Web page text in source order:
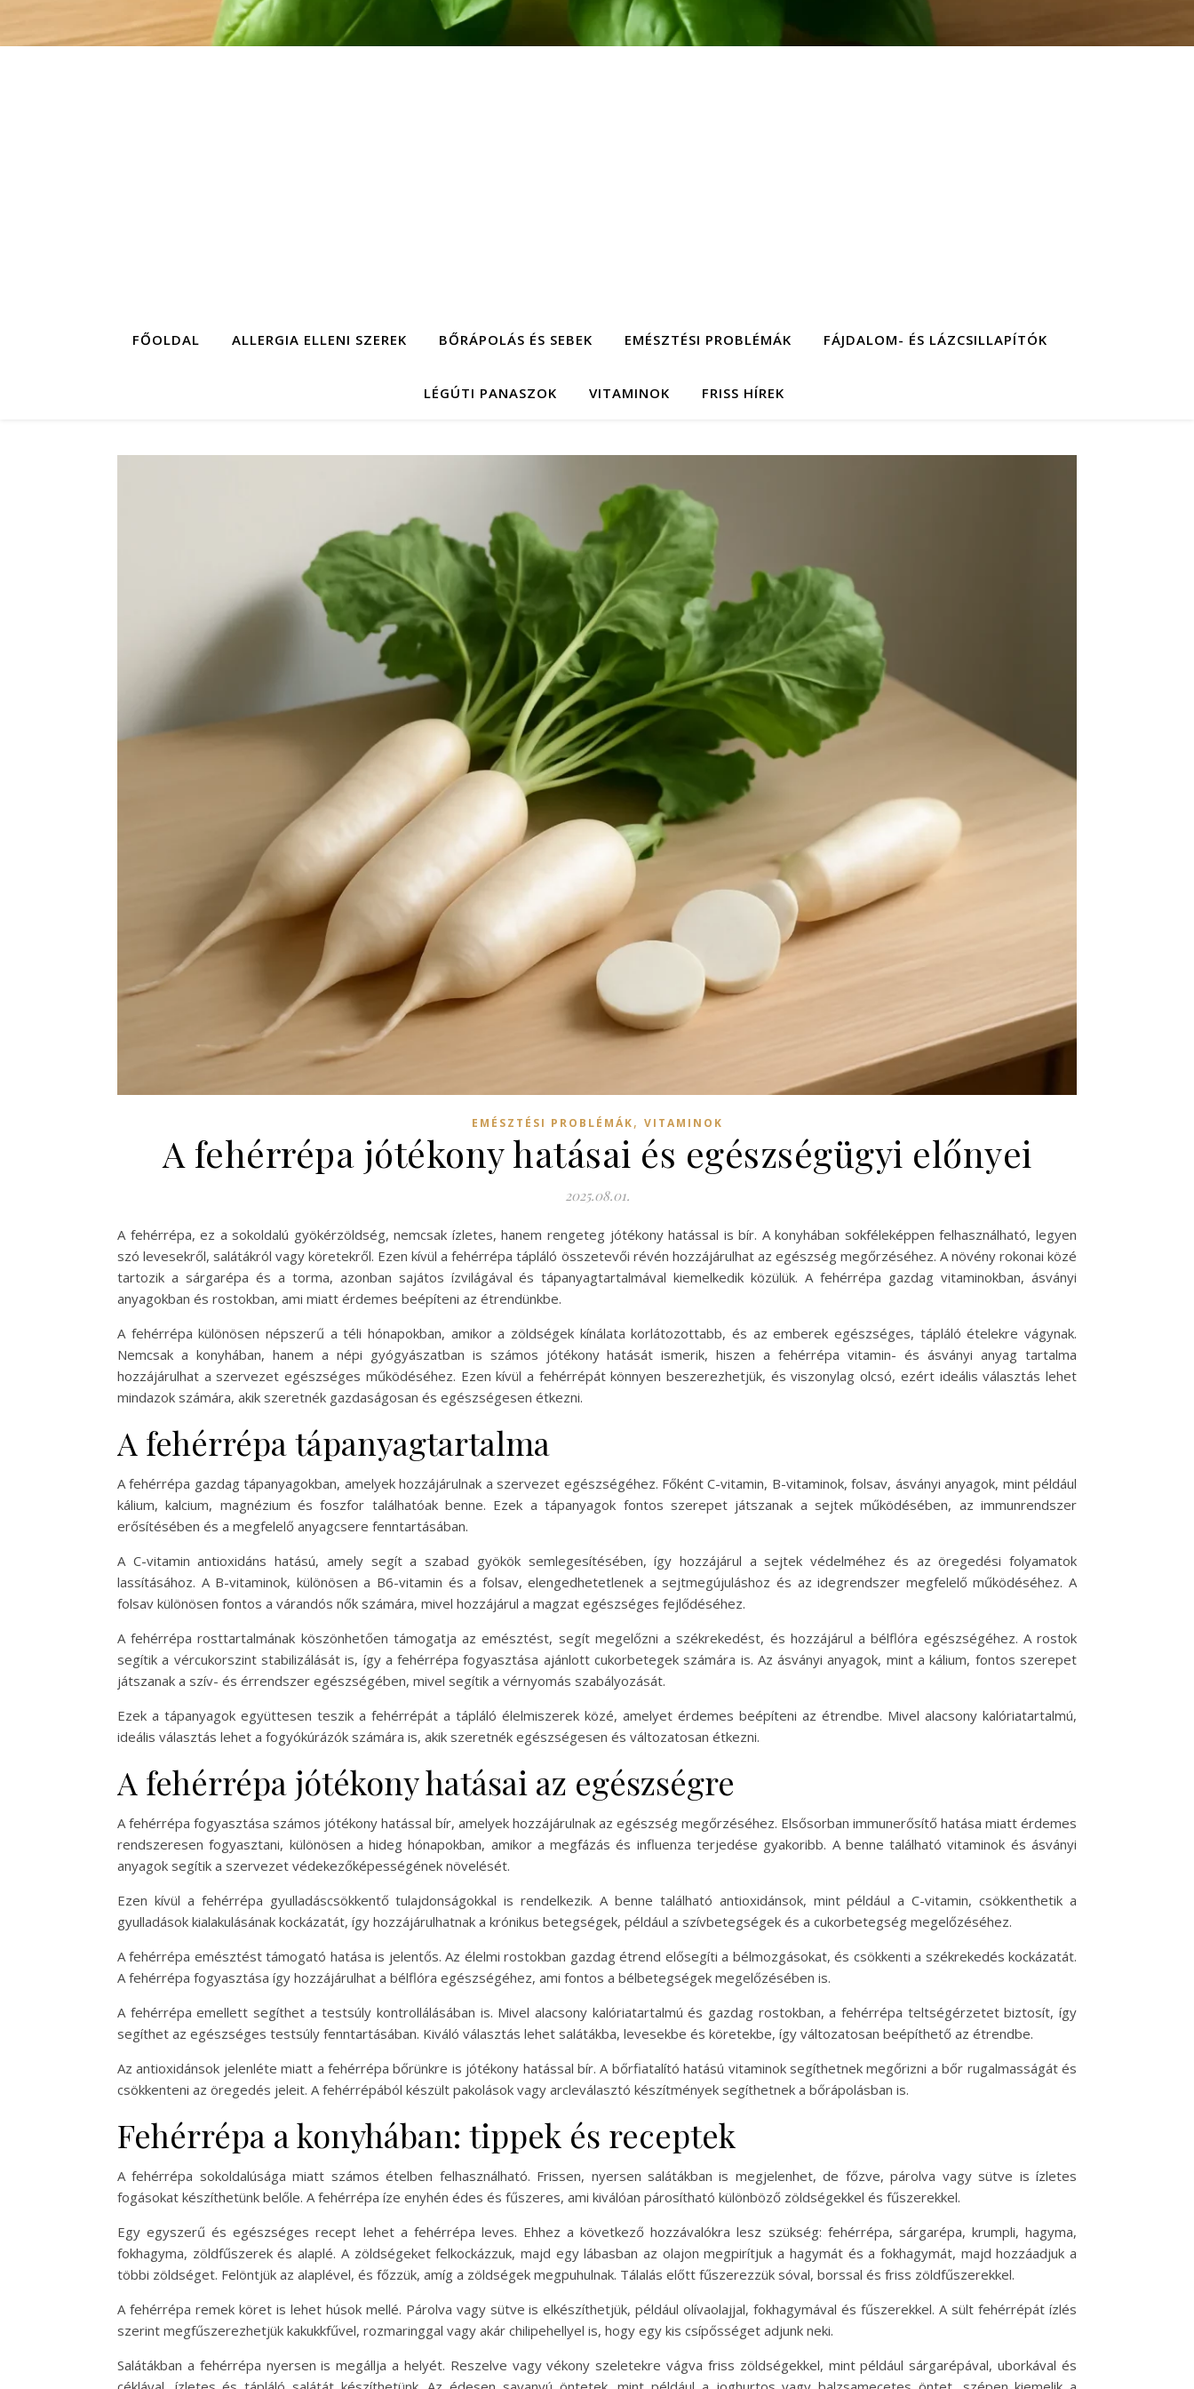
FŐOLDAL ALLERGIA ELLENI SZEREK BŐRÁPOLÁS ÉS SEBEK EMÉSZTÉSI PROBLÉMÁK FÁJDALOM- ÉS LÁZCSILLAPÍTÓK
LÉGÚTI PANASZOK VITAMINOK FRISS HÍREK
EMÉSZTÉSI PROBLÉMÁK, VITAMINOK
A fehérrépa jótékony hatásai és egészségügyi előnyei
2025.08.01.
A fehérrépa, ez a sokoldalú gyökérzöldség, nemcsak ízletes, hanem rengeteg jótékony hatással is bír. A konyhában sokféleképpen felhasználható, legyen
szó levesekről, salátákról vagy köretekről. Ezen kívül a fehérrépa tápláló összetevői révén hozzájárulhat az egészség megőrzéséhez. A növény rokonai közé
tartozik a sárgarépa és a torma, azonban sajátos ízvilágával és tápanyagtartalmával kiemelkedik közülük. A fehérrépa gazdag vitaminokban, ásványi
anyagokban és rostokban, ami miatt érdemes beépíteni az étrendünkbe.
A fehérrépa különösen népszerű a téli hónapokban, amikor a zöldségek kínálata korlátozottabb, és az emberek egészséges, tápláló ételekre vágynak.
Nemcsak a konyhában, hanem a népi gyógyászatban is számos jótékony hatását ismerik, hiszen a fehérrépa vitamin- és ásványi anyag tartalma
hozzájárulhat a szervezet egészséges működéséhez. Ezen kívül a fehérrépát könnyen beszerezhetjük, és viszonylag olcsó, ezért ideális választás lehet
mindazok számára, akik szeretnék gazdaságosan és egészségesen étkezni.
A fehérrépa tápanyagtartalma
A fehérrépa gazdag tápanyagokban, amelyek hozzájárulnak a szervezet egészségéhez. Főként C-vitamin, B-vitaminok, folsav, ásványi anyagok, mint például
kálium, kalcium, magnézium és foszfor találhatóak benne. Ezek a tápanyagok fontos szerepet játszanak a sejtek működésében, az immunrendszer
erősítésében és a megfelelő anyagcsere fenntartásában.
A C-vitamin antioxidáns hatású, amely segít a szabad gyökök semlegesítésében, így hozzájárul a sejtek védelméhez és az öregedési folyamatok
lassításához. A B-vitaminok, különösen a B6-vitamin és a folsav, elengedhetetlenek a sejtmegújuláshoz és az idegrendszer megfelelő működéséhez. A
folsav különösen fontos a várandós nők számára, mivel hozzájárul a magzat egészséges fejlődéséhez.
A fehérrépa rosttartalmának köszönhetően támogatja az emésztést, segít megelőzni a székrekedést, és hozzájárul a bélflóra egészségéhez. A rostok
segítik a vércukorszint stabilizálását is, így a fehérrépa fogyasztása ajánlott cukorbetegek számára is. Az ásványi anyagok, mint a kálium, fontos szerepet
játszanak a szív- és érrendszer egészségében, mivel segítik a vérnyomás szabályozását.
Ezek a tápanyagok együttesen teszik a fehérrépát a tápláló élelmiszerek közé, amelyet érdemes beépíteni az étrendbe. Mivel alacsony kalóriatartalmú,
ideális választás lehet a fogyókúrázók számára is, akik szeretnék egészségesen és változatosan étkezni.
A fehérrépa jótékony hatásai az egészségre
A fehérrépa fogyasztása számos jótékony hatással bír, amelyek hozzájárulnak az egészség megőrzéséhez. Elsősorban immunerősítő hatása miatt érdemes
rendszeresen fogyasztani, különösen a hideg hónapokban, amikor a megfázás és influenza terjedése gyakoribb. A benne található vitaminok és ásványi
anyagok segítik a szervezet védekezőképességének növelését.
Ezen kívül a fehérrépa gyulladáscsökkentő tulajdonságokkal is rendelkezik. A benne található antioxidánsok, mint például a C-vitamin, csökkenthetik a
gyulladások kialakulásának kockázatát, így hozzájárulhatnak a krónikus betegségek, például a szívbetegségek és a cukorbetegség megelőzéséhez.
A fehérrépa emésztést támogató hatása is jelentős. Az élelmi rostokban gazdag étrend elősegíti a bélmozgásokat, és csökkenti a székrekedés kockázatát.
A fehérrépa fogyasztása így hozzájárulhat a bélflóra egészségéhez, ami fontos a bélbetegségek megelőzésében is.
A fehérrépa emellett segíthet a testsúly kontrollálásában is. Mivel alacsony kalóriatartalmú és gazdag rostokban, a fehérrépa teltségérzetet biztosít, így
segíthet az egészséges testsúly fenntartásában. Kiváló választás lehet salátákba, levesekbe és köretekbe, így változatosan beépíthető az étrendbe.
Az antioxidánsok jelenléte miatt a fehérrépa bőrünkre is jótékony hatással bír. A bőrfiatalító hatású vitaminok segíthetnek megőrizni a bőr rugalmasságát és
csökkenteni az öregedés jeleit. A fehérrépából készült pakolások vagy arcleválasztó készítmények segíthetnek a bőrápolásban is.
Fehérrépa a konyhában: tippek és receptek
A fehérrépa sokoldalúsága miatt számos ételben felhasználható. Frissen, nyersen salátákban is megjelenhet, de főzve, párolva vagy sütve is ízletes
fogásokat készíthetünk belőle. A fehérrépa íze enyhén édes és fűszeres, ami kiválóan párosítható különböző zöldségekkel és fűszerekkel.
Egy egyszerű és egészséges recept lehet a fehérrépa leves. Ehhez a következő hozzávalókra lesz szükség: fehérrépa, sárgarépa, krumpli, hagyma,
fokhagyma, zöldfűszerek és alaplé. A zöldségeket felkockázzuk, majd egy lábasban az olajon megpirítjuk a hagymát és a fokhagymát, majd hozzáadjuk a
többi zöldséget. Felöntjük az alaplével, és főzzük, amíg a zöldségek megpuhulnak. Tálalás előtt fűszerezzük sóval, borssal és friss zöldfűszerekkel.
A fehérrépa remek köret is lehet húsok mellé. Párolva vagy sütve is elkészíthetjük, például olívaolajjal, fokhagymával és fűszerekkel. A sült fehérrépát ízlés
szerint megfűszerezhetjük kakukkfűvel, rozmaringgal vagy akár chilipehellyel is, hogy egy kis csípősséget adjunk neki.
Salátákban a fehérrépa nyersen is megállja a helyét. Reszelve vagy vékony szeletekre vágva friss zöldségekkel, mint például sárgarépával, uborkával és